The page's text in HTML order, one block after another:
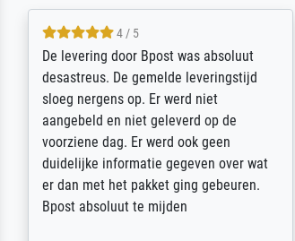
5 / 5
Sehr gute Qualität des Leinwanddrucks
und des Rahmens! Unser Bild wurde
sehr sorgfältig und sicher verpackt, so
dass es unbeschadet bei uns ankam. Es
wird nicht unser letzter Meisterdruck
sein. Vielen Dank!